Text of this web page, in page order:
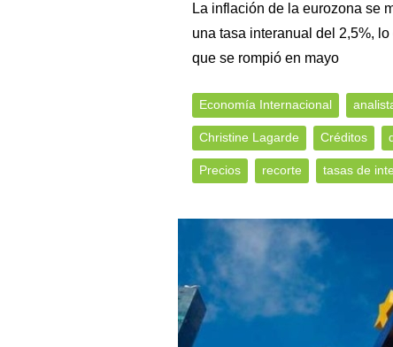
La inflación de la eurozona se
una tasa interanual del 2,5%,
que se rompió en mayo
Economía Internacional
Christine Lagarde Créditos
Precios recorte tasas de